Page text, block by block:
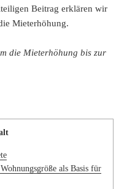
Beitrag erklären wir
Mieterhöhung.
die Mieterhöhung bis zur
als Basis für